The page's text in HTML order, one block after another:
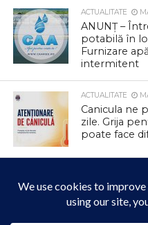
ACTUALITATE
ANUNȚ –
potabilă în
Furnizare
intermitent
ACTUALITATE
Canicula ne
zile. Grija
poate face